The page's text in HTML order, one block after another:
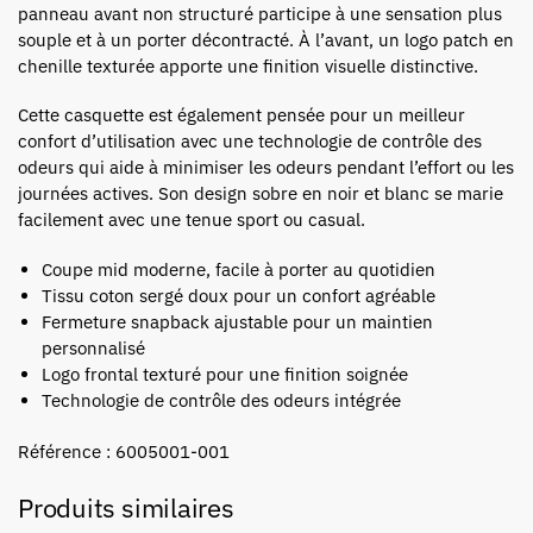
panneau avant non structuré participe à une sensation plus
souple et à un porter décontracté. À l’avant, un logo patch en
chenille texturée apporte une finition visuelle distinctive.
Cette casquette est également pensée pour un meilleur
confort d’utilisation avec une technologie de contrôle des
odeurs qui aide à minimiser les odeurs pendant l’effort ou les
journées actives. Son design sobre en noir et blanc se marie
facilement avec une tenue sport ou casual.
Coupe mid moderne, facile à porter au quotidien
Tissu coton sergé doux pour un confort agréable
Fermeture snapback ajustable pour un maintien
personnalisé
Logo frontal texturé pour une finition soignée
Technologie de contrôle des odeurs intégrée
Référence : 6005001-001
Produits similaires